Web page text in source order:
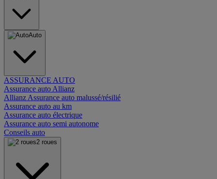
Auto
ASSURANCE AUTO
Assurance auto Allianz
Allianz Assurance auto malussé/résilié
Assurance auto au km
Assurance auto électrique
Assurance auto semi autonome
Conseils auto
2 roues